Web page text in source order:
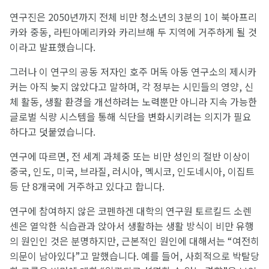
연구진은 2050년까지 전체 비만 청소년의 3분의 1이 북아프리
카와 중동, 라틴아메리카와 카리브해 두 지역에 거주하게 될 것
이라고 발표했습니다.
그러나 이 연구의 공동 저자인 호주 머독 아동 연구소의 제시카
커는 아직 늦지 않았다고 말하며, 각 정부는 시민들의 영양, 신
체 활동, 생활 환경을 개선하려는 노력뿐만 아니라 지속 가능한
글로벌 식량 시스템을 통해 식단을 변화시키려는 의지가 필요
하다고 덧붙였습니다.
연구에 따르면, 전 세계 과체중 또는 비만 성인의 절반 이상이
중국, 인도, 미국, 브라질, 러시아, 멕시코, 인도네시아, 이집트
등 단 8개국에 거주하고 있다고 합니다.
연구에 참여하지 않은 코펜하겐 대학의 연구원 토르킬드 소렌
센은 열악한 식습관과 앉아서 생활하는 생활 방식이 비만 유행
의 원인인 것은 분명하지만, 근본적인 원인에 대해서는 “여전히
의문이 남아있다”고 말했습니다. 예를 들어, 사회적으로 박탈당